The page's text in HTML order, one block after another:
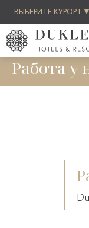
ВЫБЕРИТЕ КУРОРТ
Работа у